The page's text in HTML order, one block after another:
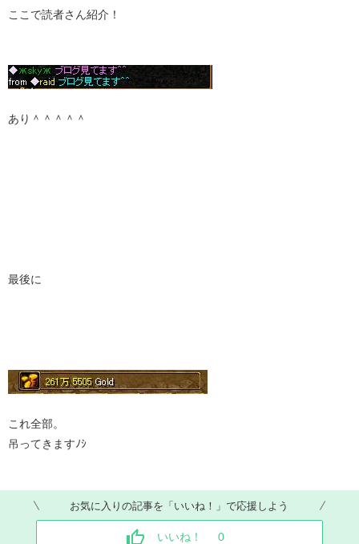
ここで読者さん紹介！
あり＾＾＾＾＾
最後に
これ全部。
吊ってきますﾉｼ
お気に入りの記事を「いいね！」で応援しよう
いいね！ 0